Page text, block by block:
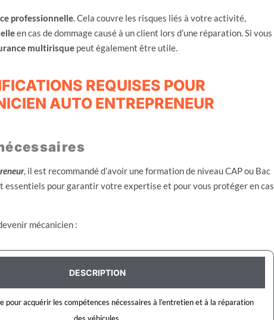
professionnelle. Cela couvre les risques liés à votre activité,
en cas de dommage causé à un client lors d’une réparation. Si vous
multirisque peut également être utile.
REQUISES POUR
AUTO ENTREPRENEUR
, il est recommandé d’avoir une formation de niveau CAP ou Bac
essentiels pour garantir votre expertise et pour vous protéger en cas
mécanicien :
DESCRIPTION
pour acquérir les compétences nécessaires à l’entretien et à la réparation